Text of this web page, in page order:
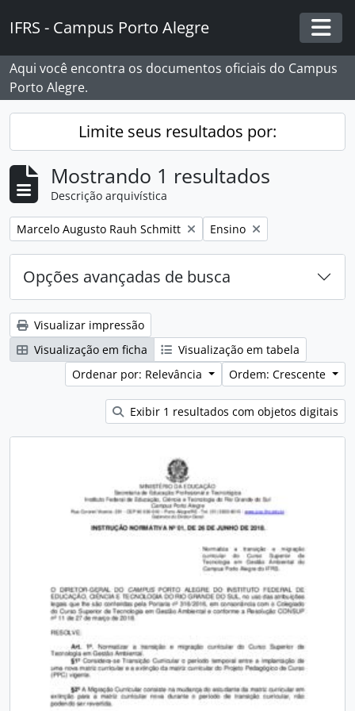
IFRS - Campus Porto Alegre
Aqui você encontra os documentos oficiais do Campus
Porto Alegre.
Limite seus resultados por:
Mostrando 1 resultados
Descrição arquivística
Remover filtro:
Marcelo Augusto Rauh Schmitt Remover filtro:
Ensino
Opções avançadas de busca
Visualizar impressão
Visualização em ficha
Visualização em tabela
Ordenar por: Relevância
Ordem: Crescente
Exibir 1 resultados com objetos digitais